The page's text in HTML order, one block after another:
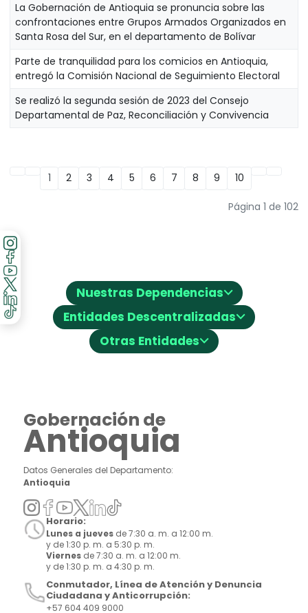
La Gobernación de Antioquia se pronuncia sobre las
confrontaciones entre Grupos Armados Organizados en
Santa Rosa del Sur, en el departamento de Bolívar
Parte de tranquilidad para los comicios en Antioquia,
entregó la Comisión Nacional de Seguimiento Electoral
Se realizó la segunda sesión de 2023 del Consejo
Departamental de Paz, Reconciliación y Convivencia
1 2 3 4 5 6 7 8 9 10
Página 1 de 102
Nuestras Dependencias⌵
Entidades Descentralizadas⌵
Otras Entidades⌵
Gobernación de
Antioquia
Datos Generales del Departamento:
Antioquia
Horario:
Lunes a jueves de 7:30 a. m. a 12:00 m.
y de 1:30 p. m. a 5:30 p. m.
Viernes de 7:30 a. m. a 12:00 m.
y de 1:30 p. m. a 4:30 p. m.
Conmutador, Línea de Atención y Denuncia
Ciudadana y Anticorrupción:
+57 604 409 9000